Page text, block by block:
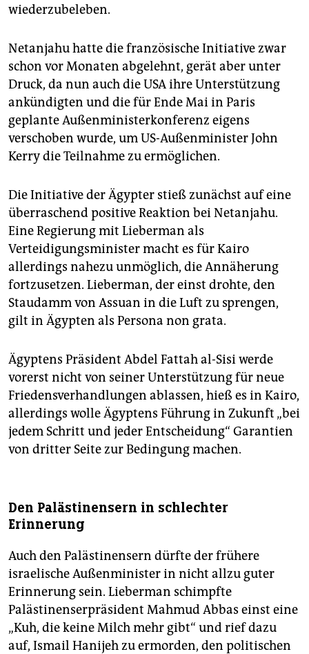
wiederzubeleben.
Netanjahu hatte die französische Initiative zwar
schon vor Monaten abgelehnt, gerät aber unter
Druck, da nun auch die USA ihre Unterstützung
ankündigten und die für Ende Mai in Paris
geplante Außenministerkonferenz eigens
verschoben wurde, um US-Außenminister John
Kerry die Teilnahme zu ermöglichen.
Die Initiative der Ägypter stieß zunächst auf eine
überraschend positive Reaktion bei Netanjahu.
Eine Regierung mit Lieberman als
Verteidigungsminister macht es für Kairo
allerdings nahezu unmöglich, die Annäherung
fortzusetzen. Lieberman, der einst drohte, den
Staudamm von Assuan in die Luft zu sprengen,
gilt in Ägypten als Persona non grata.
Ägyptens Präsident Abdel Fattah al-Sisi werde
vorerst nicht von seiner Unterstützung für neue
Friedensverhandlungen ablassen, hieß es in Kairo,
allerdings wolle Ägyptens Führung in Zukunft „bei
jedem Schritt und jeder Entscheidung“ Garantien
von dritter Seite zur Bedingung machen.
Den Palästinensern in schlechter
Erinnerung
Auch den Palästinensern dürfte der frühere
israelische Außenminister in nicht allzu guter
Erinnerung sein. Lieberman schimpfte
Palästinenserpräsident Mahmud Abbas einst eine
„Kuh, die keine Milch mehr gibt“ und rief dazu
auf, Ismail Hanijeh zu ermorden, den politischen